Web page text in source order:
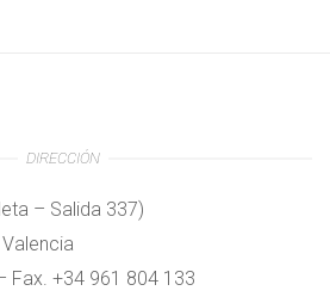
DIRECCIÓN
– Salida 337)
Fax. +34 961 804 133